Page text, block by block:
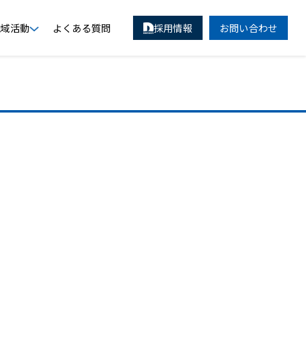
活動 よくある質問 採用情報 お問い合わせ